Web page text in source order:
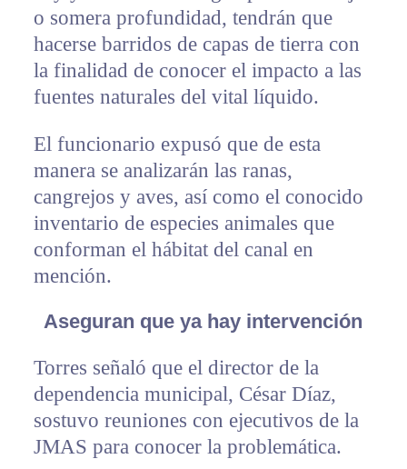
o somera profundidad, tendrán que
hacerse barridos de capas de tierra con
la finalidad de conocer el impacto a las
fuentes naturales del vital líquido.
El funcionario expusó que de esta
manera se analizarán las ranas,
cangrejos y aves, así como el conocido
inventario de especies animales que
conforman el hábitat del canal en
mención.
Aseguran que ya hay intervención
Torres señaló que el director de la
dependencia municipal, César Díaz,
sostuvo reuniones con ejecutivos de la
JMAS para conocer la problemática.